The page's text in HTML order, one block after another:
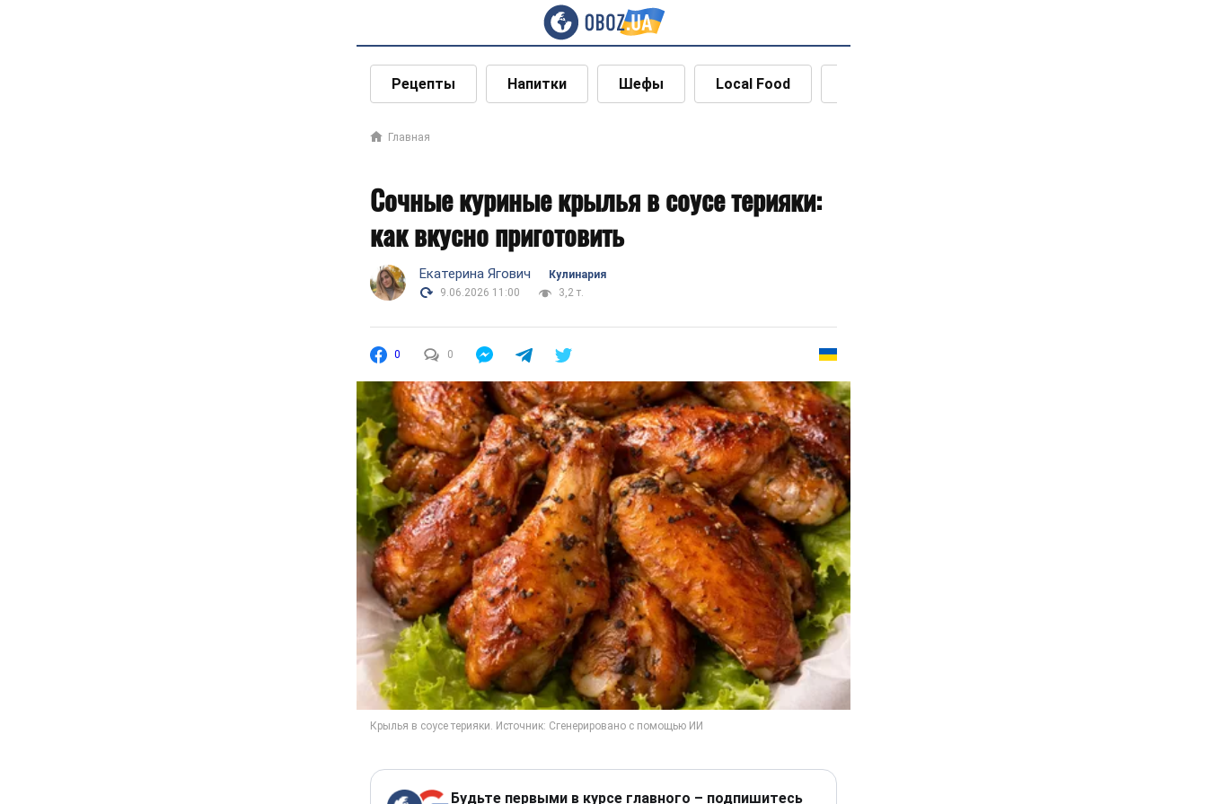
Рецепты Напитки Шефы Local Food
Главная
Сочные куриные крылья в соусе терияки:
как вкусно приготовить
Екатерина Ягович
Кулинария
9.06.2026 11:00
3,2 т.
0 0
Будьте первыми в курсе главного – подпишитесь